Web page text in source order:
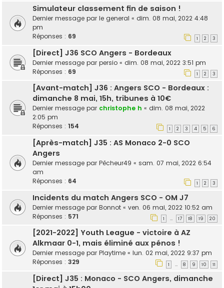
Simulateur classement fin de saison !
Dernier message par le general « dim. 08 mai, 2022 4:48
pm
Réponses : 69 1 2 3
[Direct] J36 SCO Angers - Bordeaux
Dernier message par persio « dim. 08 mai, 2022 3:51 pm
Réponses : 69 1 2 3
[Avant-match] J36 : Angers SCO - Bordeaux :
dimanche 8 mai, 15h, tribunes à 10€
Dernier message par christophe h « dim. 08 mai, 2022
2:05 pm
Réponses : 154 1 2 3 4 5 6
[Après-match] J35 : AS Monaco 2-0 SCO
Angers
Dernier message par Pêcheur49 « sam. 07 mai, 2022 6:54
am
Réponses : 64 1 2 3
Incidents du match Angers SCO - OM J7
Dernier message par Bonnot « ven. 06 mai, 2022 10:52 am
Réponses : 571 1 … 17 18 19 20
[2021-2022] Youth League - victoire à AZ
Alkmaar 0-1, mais éliminé aux pénos !
Dernier message par Playtime « lun. 02 mai, 2022 9:37 pm
Réponses : 329 1 … 8 9 10 11
[Direct] J35 : Monaco - SCO Angers, dimanche